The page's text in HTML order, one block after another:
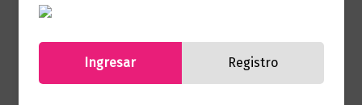
SelloIngresar Registro